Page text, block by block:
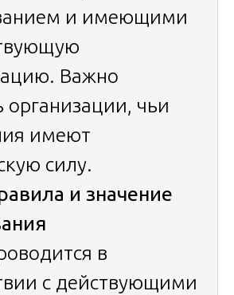
и имеющими
Важно
организации, чьи
имеют
силу.
и значение
в
с действующими